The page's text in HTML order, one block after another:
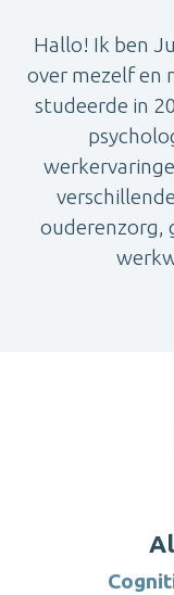
Hallo! Ik ben
over mezelf en
studeerde in
ouderenzorg,